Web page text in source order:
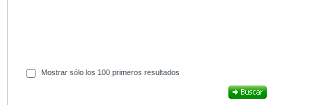
Mostrar sólo los 100 primeros resultados